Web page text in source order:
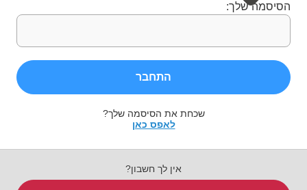
הסיסמה שלך:
התחבר
שכחת את הסיסמה שלך?
לאפס כאן
אין לך חשבון?